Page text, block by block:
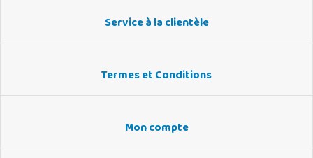
Service à la clientèle
Termes et Conditions
Mon compte